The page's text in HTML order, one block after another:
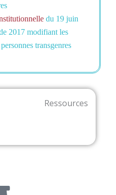
du 19 juin
2017 modifiant les
transgenres
Ressources